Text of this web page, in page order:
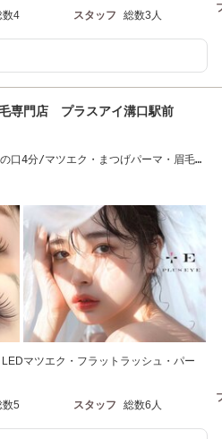
数4 スタッフ 総数3人
専門店 プラスアイ溝口駅前
口4分/マツエク・まつげパーマ・眉毛・
マツエク・フラットラッシュ・パー
数5 スタッフ 総数6人